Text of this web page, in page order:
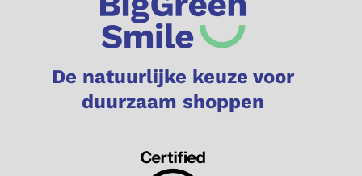
De natuurlijke keuze voor
duurzaam shoppen